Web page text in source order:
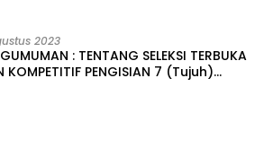
KONAWE
2023
: TENTANG SELEKSI TERBUKA
KOMPETITIF PENGISIAN 7 (Tujuh)